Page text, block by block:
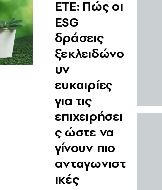
ΕΤΕ: Πώς οι
ESG
δράσεις
ξεκλειδώνο
υν
ευκαιρίες
για τις
επιχειρήσει
ς ώστε να
γίνουν πιο
ανταγωνιστ
ικές